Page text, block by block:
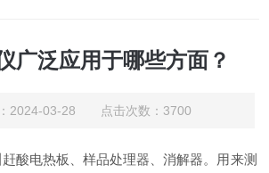
广泛应用于哪些方面？
：2024-03-28 点击次数：3700
电热板、样品处理器、消解器。用来测